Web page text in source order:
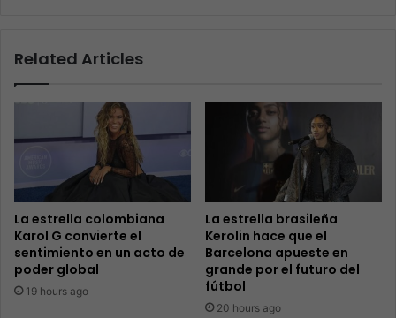
Related Articles
La estrella colombiana
Karol G convierte el
sentimiento en un acto de
poder global
19 hours ago
La estrella brasileña
Kerolin hace que el
Barcelona apueste en
grande por el futuro del
fútbol
20 hours ago